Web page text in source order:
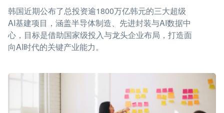
韩国近期公布了总投资逾1800万亿韩元的三大超级
AI基建项目，涵盖半导体制造、先进封装与AI数据中
心，目标是借助国家级投入与龙头企业布局，打造面
向AI时代的关键产业能力。